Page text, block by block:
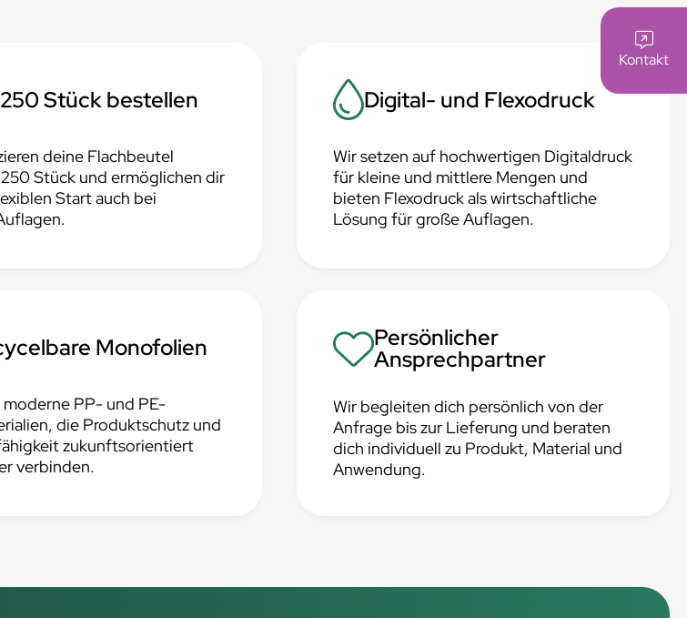
Kontakt
Stück bestellen
deine Flachbeutel
Stück und ermöglichen dir
Start auch bei
Digital- und Flexodruck
Wir setzen auf hochwertigen Digitaldruck
für kleine und mittlere Mengen und
bieten Flexodruck als wirtschaftliche
Lösung für große Auflagen.
Monofolien
PP- und PE-
die Produktschutz und
zukunftsorientiert
verbinden.
Persönlicher
Ansprechpartner
Wir begleiten dich persönlich von der
Anfrage bis zur Lieferung und beraten
dich individuell zu Produkt, Material und
Anwendung.